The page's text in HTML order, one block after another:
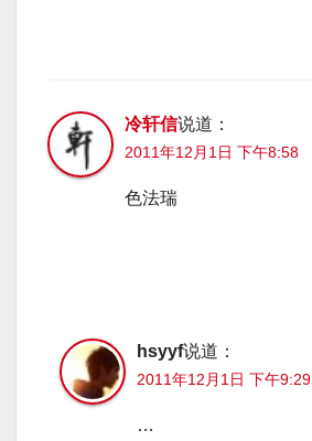
冷轩信说道：
2011年12月1日 下午8:58
色法瑞
hsyyf说道：
2011年12月1日 下午9:29
…